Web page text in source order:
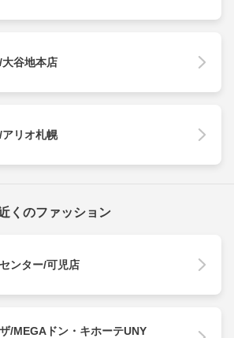
谷地本店
リオ札幌
くのファッション
ンター/可児店
/MEGAドン・キホーテUNY